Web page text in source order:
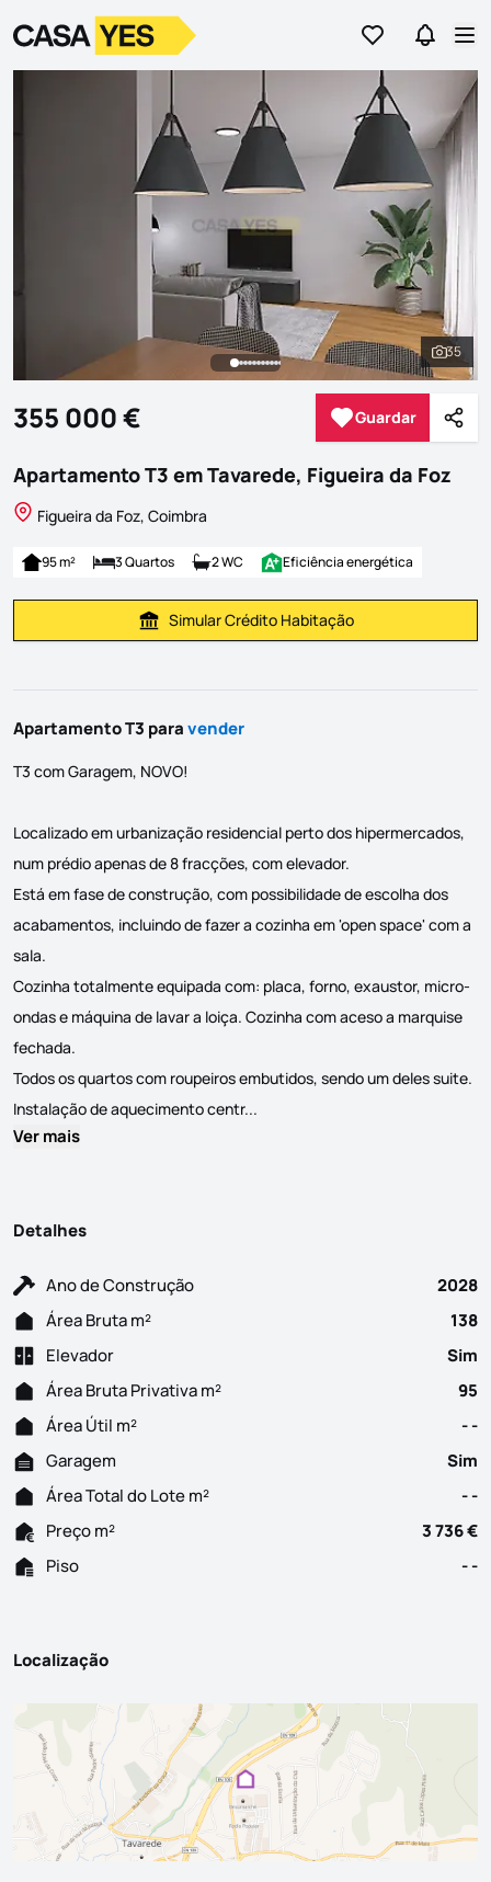
Ir para osIr para
LogoIr para a homepage
Ver
35
355 000 € Guardar
Guardar
Apartamento T3 em Tavarede, Figueira da Foz
Figueira da Foz, Coimbra
95 m² 3 Quartos 2 WC Eficiência energética
Simular Prestação
Simular Crédito Habitação
Apartamento T3 paravender
T3 com Garagem, NOVO!
Localizado em urbanização residencial perto dos hipermercados,
num prédio apenas de 8 fracções, com elevador.
Está em fase de construção, com possibilidade de escolha dos
acabamentos, incluindo de fazer a cozinha em 'open space' com a
sala.
Cozinha totalmente equipada com: placa, forno, exaustor, micro-
ondas e máquina de lavar a loiça. Cozinha com aceso a marquise
fechada.
Todos os quartos com roupeiros embutidos, sendo um deles suite.
Instalação de aquecimento centr...
Ver mais
Detalhes
Ano de Construção
2028
Área Bruta m²
138
Elevador
Sim
Área Bruta Privativa m²
95
Área Útil m²
- -
Garagem
Sim
Área Total do Lote m²
- -
Preço m²
3 736 €
Piso
- -
Localização